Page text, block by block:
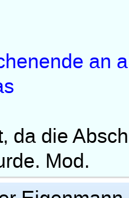
an
da die
Mod.